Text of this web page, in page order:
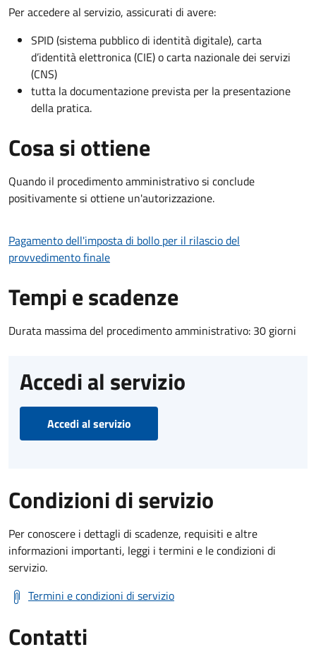
Per accedere al servizio, assicurati di avere:
SPID (sistema pubblico di identità digitale), carta
d’identità elettronica (CIE) o carta nazionale dei servizi
(CNS)
tutta la documentazione prevista per la presentazione
della pratica.
Cosa si ottiene
Quando il procedimento amministrativo si conclude
positivamente si ottiene un'autorizzazione.
Pagamento dell'imposta di bollo per il rilascio del
provvedimento finale
Tempi e scadenze
Durata massima del procedimento amministrativo: 30 giorni
Accedi al servizio
Accedi al servizio
Condizioni di servizio
Per conoscere i dettagli di scadenze, requisiti e altre
informazioni importanti, leggi i termini e le condizioni di
servizio.
Termini e condizioni di servizio
Contatti